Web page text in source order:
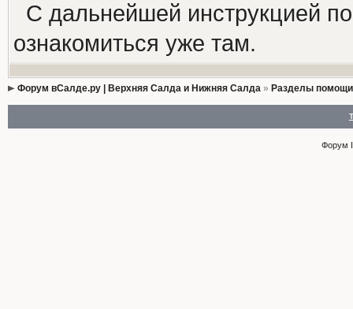
С дальнейшей инструкцией
ознакомиться уже там.
Форум вСалде.ру | Верхняя Салда и Нижняя Салда» Разделы
Форум